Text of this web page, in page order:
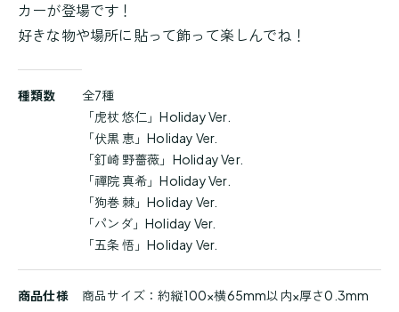
カーが登場です！
好きな物や場所に貼って飾って楽しんでね！
品
種類数
全7種
「虎杖 悠仁」Holiday Ver.
「伏黒 恵」Holiday Ver.
「釘崎 野薔薇」Holiday Ver.
「禪院 真希」Holiday Ver.
「狗巻 棘」Holiday Ver.
「パンダ」Holiday Ver.
「五条 悟」Holiday Ver.
商品仕様 商品サイズ：約縦100×横65mm以内×厚さ0.3mm